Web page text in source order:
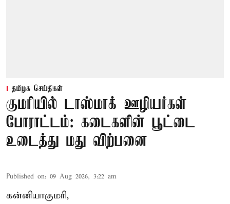
தமிழக செய்திகள்
குமரியில் டாஸ்மாக் ஊழியர்கள்
போராட்டம்: கடைகளின் பூட்டை
உடைத்து மது விற்பனை
Published on: 09 Aug 2026, 3:22 am
கன்னியாகுமரி,